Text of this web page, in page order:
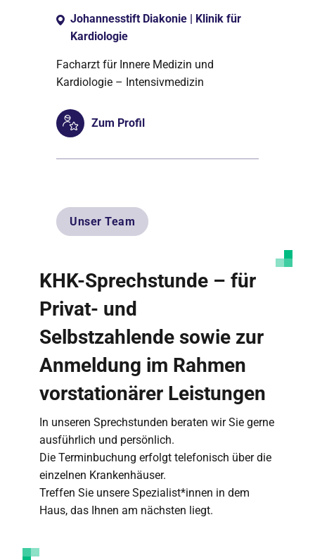
Johannesstift Diakonie | Klinik für
Kardiologie
Facharzt für Innere Medizin und
Kardiologie – Intensivmedizin
Zum Profil
Unser Team
KHK-Sprechstunde – für
Privat- und
Selbstzahlende sowie zur
Anmeldung im Rahmen
vorstationärer Leistungen
In unseren Sprechstunden beraten wir Sie gerne
ausführlich und persönlich.
Die Terminbuchung erfolgt telefonisch über die
einzelnen Krankenhäuser.
Treffen Sie unsere Spezialist*innen in dem
Haus, das Ihnen am nächsten liegt.